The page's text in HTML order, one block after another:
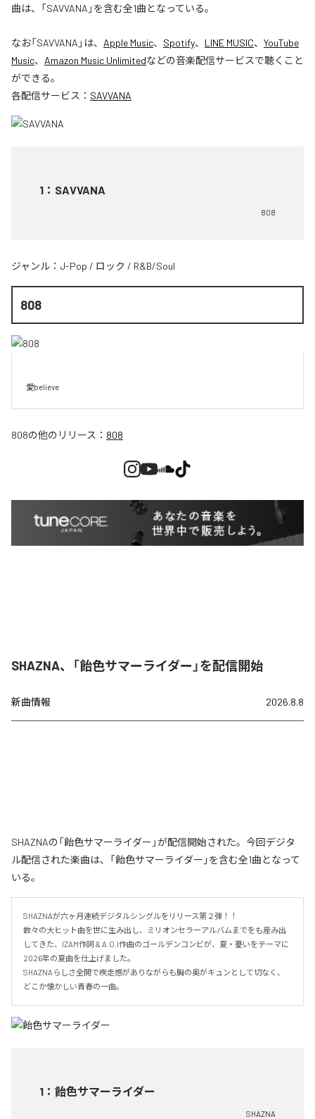
曲は、「SAVVANA」を含む全1曲となっている。
なお「SAVVANA 」は、 Apple Music、 Spotify、 LINE MUSIC、 YouTube
Music、 Amazon Music Unlimitedなどの音楽配信サービスで聴くこと
ができる。
各配信サービス： SAVVANA
1 ： SAVVANA
808
ジャンル： J-Pop / ロック / R&B/Soul
808
愛believe
808の他のリリース： 808
SHAZNA、「飴色サマーライダー」を配信開始
新曲情報 2026.8.8
SHAZNAの「飴色サマーライダー」が配信開始された。今回デジタ
ル配信された楽曲は、「飴色サマーライダー」を含む全1曲となって
いる。
SHAZNAが六ヶ月連続デジタルシングルをリリース第２弾！！
数々の大ヒット曲を世に生み出し、ミリオンセラーアルバムまでをも産み出
してきた、IZAM作詞 & A.O.I作曲のゴールデンコンビが、夏・憂いをテーマに
2026年の夏曲を仕上げました。
SHAZNAらしさ全開で疾走感がありながらも胸の奥がキュンとして切なく、
どこか懐かしい青春の一曲。
1 ： 飴色サマーライダー
SHAZNA